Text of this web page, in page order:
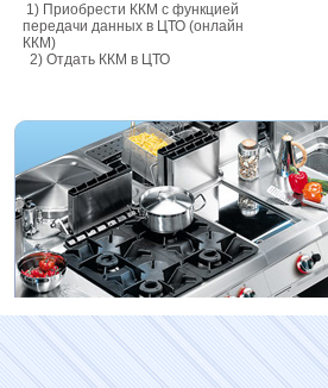
1) Приобрести ККМ с функцией
передачи данных в ЦТО (онлайн
ККМ)
2) Отдать ККМ в ЦТО